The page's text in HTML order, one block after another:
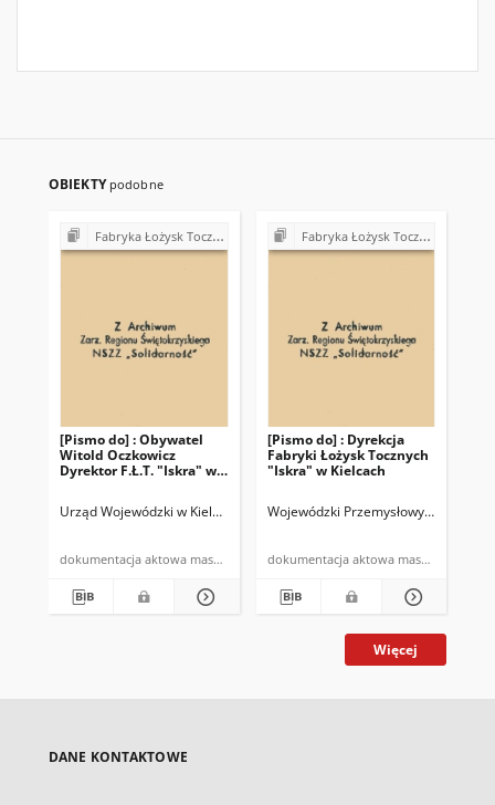
OBIEKTY podobne
Fabryka Łożysk Tocznych "Iskra" w Kielcach - strajki, postulaty, realizacja postulatów (1980)
[Pismo do] : Obywatel
Witold Oczkowicz
Dyrektor F.Ł.T. "Iskra" w
Urząd Wojewódzki w Kielcach. Wydzial Handlu i Usług Szmalec,
dokumentacja aktowa maszynopis powielony
Fabryka Łożysk Tocznych "Iskra" w Kielcach - strajki, postulaty, realizacja postulatów (1980)
[Pismo do] : Dyrekcja
Fabryki Łożysk Tocznych
"Iskra" w Kielcach
Wojewódzki Przemysłowy
dokumentacja aktowa
Więcej
DANE KONTAKTOWE